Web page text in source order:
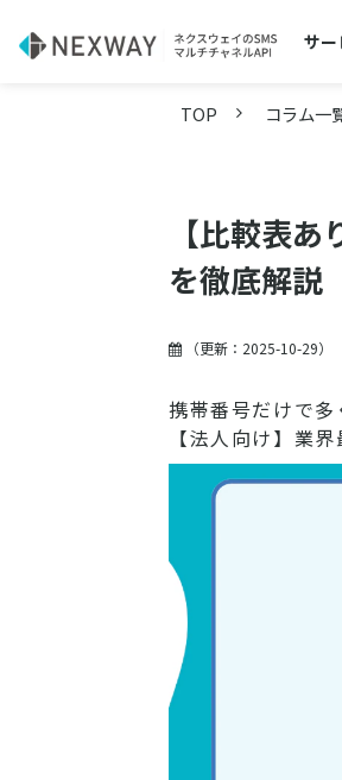
サ
TOP コラム一
【比較表
を徹底解説
（更新： 2025-10-29）
携帯番号だけで多
【法人向け】業